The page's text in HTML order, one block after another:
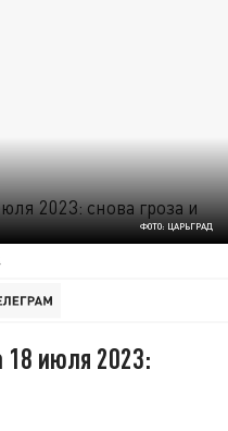
ФОТО: ЦАРЬГРАД
18 июля 2023: